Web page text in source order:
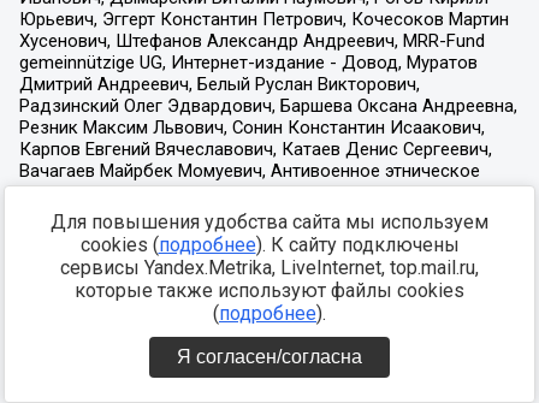
Для повышения удобства сайта мы используем
cookies (подробнее). К сайту подключены
сервисы Yandex.Metrika, LiveInternet, top.mail.ru,
которые также используют файлы cookies
(подробнее).
Я согласен/согласна